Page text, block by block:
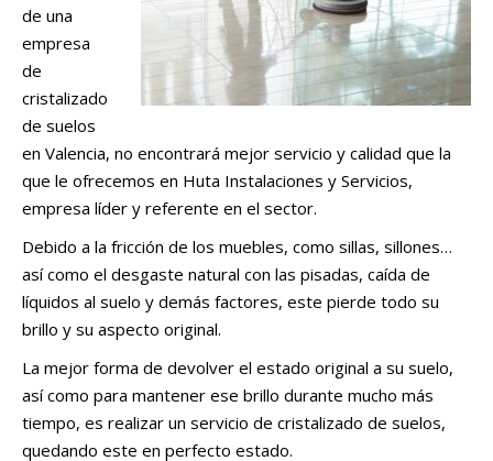
de una
empresa
de
cristalizado
de suelos
en Valencia, no encontrará mejor servicio y calidad que la
que le ofrecemos en Huta Instalaciones y Servicios,
empresa líder y referente en el sector.
Debido a la fricción de los muebles, como sillas, sillones…
así como el desgaste natural con las pisadas, caída de
líquidos al suelo y demás factores, este pierde todo su
brillo y su aspecto original.
La mejor forma de devolver el estado original a su suelo,
así como para mantener ese brillo durante mucho más
tiempo, es realizar un servicio de cristalizado de suelos,
quedando este en perfecto estado.